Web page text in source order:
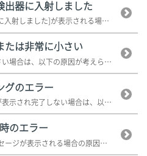
出器に入射しました
分析中に[過大なイオンが検出器に入射しました]が表示される場合の原因は、以...
たは非常に小さい
ピークが出ないまたは非常に小さい場合は、以下の原因が考えられます。 ...
グのエラー
オートチューニング時にエラーが表示され完了しない場合は、以下の原因が考えら...
のエラー
フィラメントON時のエラーメッセージが表示される場合の原因は以下が考えられ...